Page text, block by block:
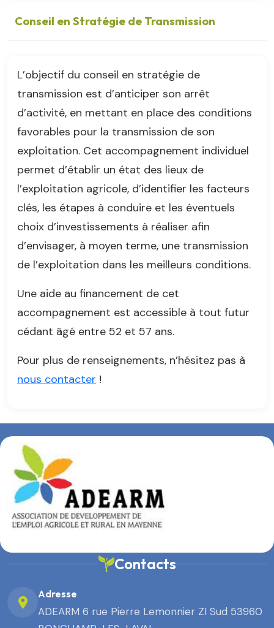
Conseil en Stratégie de Transmission
L’objectif du conseil en stratégie de
transmission est d’anticiper son arrêt
d’activité, en mettant en place des conditions
favorables pour la transmission de son
exploitation. Cet accompagnement individuel
permet d’établir un état des lieux de
l’exploitation agricole, d’identifier les facteurs
clés, les étapes à conduire et les éventuels
choix d’investissements à réaliser afin
d’envisager, à moyen terme, une transmission
de l’exploitation dans les meilleurs conditions.
Une aide au financement de cet
accompagnement est accessible à tout futur
cédant âgé entre 52 et 57 ans.
Pour plus de renseignements, n’hésitez pas à
nous contacter !
Contacts
Adresse
ADEARM 6 rue Pierre Lemonnier ZI Sud 53960